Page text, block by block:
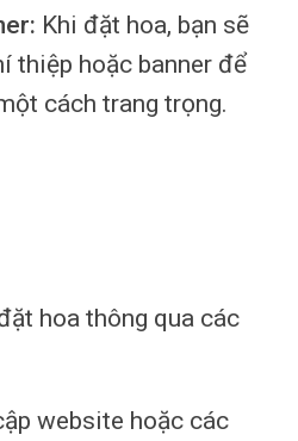
Khi đặt hoa, bạn sẽ
thiệp hoặc banner để
cách trang trọng.
hoa thông qua các
website hoặc các